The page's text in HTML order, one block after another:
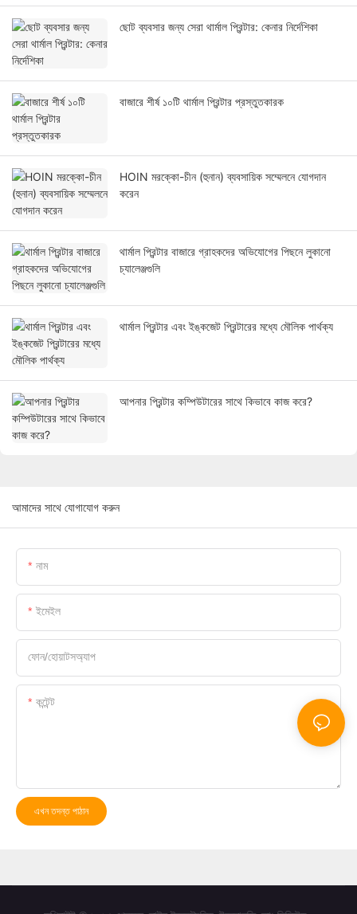
ছোট ব্যবসার জন্য সেরা থার্মাল প্রিন্টার: কেনার নির্দেশিকা
বাজারে শীর্ষ ১০টি থার্মাল প্রিন্টার প্রস্তুতকারক
HOIN মরক্কো-চীন (হুনান) ব্যবসায়িক সম্মেলনে যোগদান
করেন
থার্মাল প্রিন্টার বাজারে গ্রাহকদের অভিযোগের পিছনে লুকানো
চ্যালেঞ্জগুলি
থার্মাল প্রিন্টার এবং ইঙ্কজেট প্রিন্টারের মধ্যে মৌলিক পার্থক্য
আপনার প্রিন্টার কম্পিউটারের সাথে কিভাবে কাজ করে?
আমাদের সাথে যোগাযোগ করুন
নাম
ইমেইল
ফোন/হোয়াটসঅ্যাপ
কন্টেন্ট
এখন তদন্ত পাঠান